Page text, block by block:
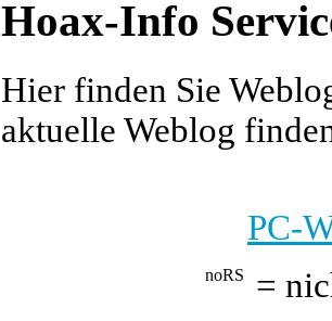
Hoax-Info
Hier finden Sie
aktuelle Weblog
PC-
=